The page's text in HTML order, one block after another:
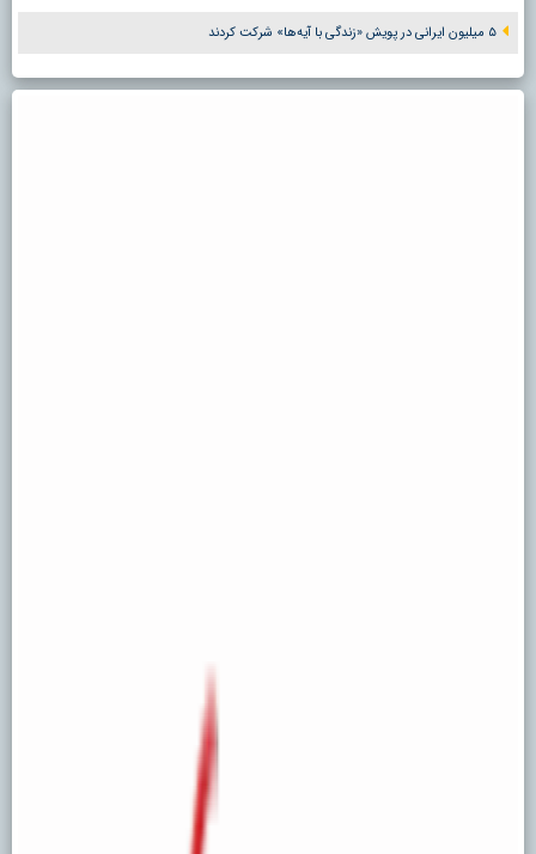
۵ میلیون ایرانی در پویش «زندگی با آیه‌ها» شرکت کردند